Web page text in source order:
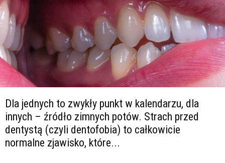
Dla jednych to zwykły punkt w kalendarzu, dla
innych – źródło zimnych potów. Strach przed
dentystą (czyli dentofobia) to całkowicie
normalne zjawisko, które...